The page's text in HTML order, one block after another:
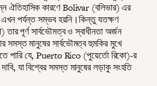
ঐতিহাসিক কারণে Bolivar (বলিভার) এর
এখন পর্যন্ত সম্ভব হয়নি।কিন্তু যতক্ষণ
পূর্ণ সার্বভৌমত্ব ও স্বাধীনতা অর্জন
সমস্ত মানুষের সার্বভৌমত্ব হুমকির মুখে
পারি যে, Puerto Rico (পুয়ের্তো রিকো)-র
যা বিশ্বের সমস্ত মানুষের লড়াকু সংহতি